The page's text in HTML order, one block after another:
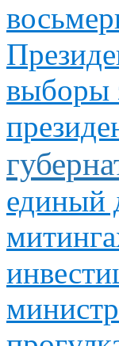
выборы
единый